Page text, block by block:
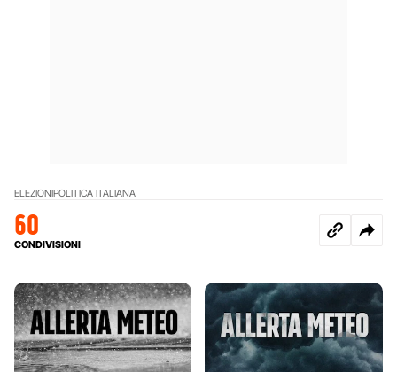
ELEZIONIPOLITICA ITALIANA
60
CONDIVISIONI